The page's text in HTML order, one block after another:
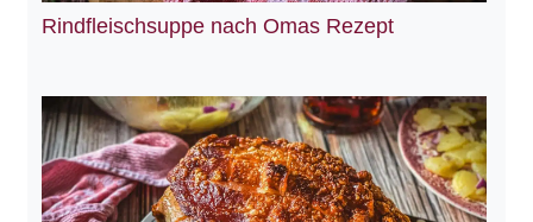
Rindfleischsuppe nach Omas Rezept